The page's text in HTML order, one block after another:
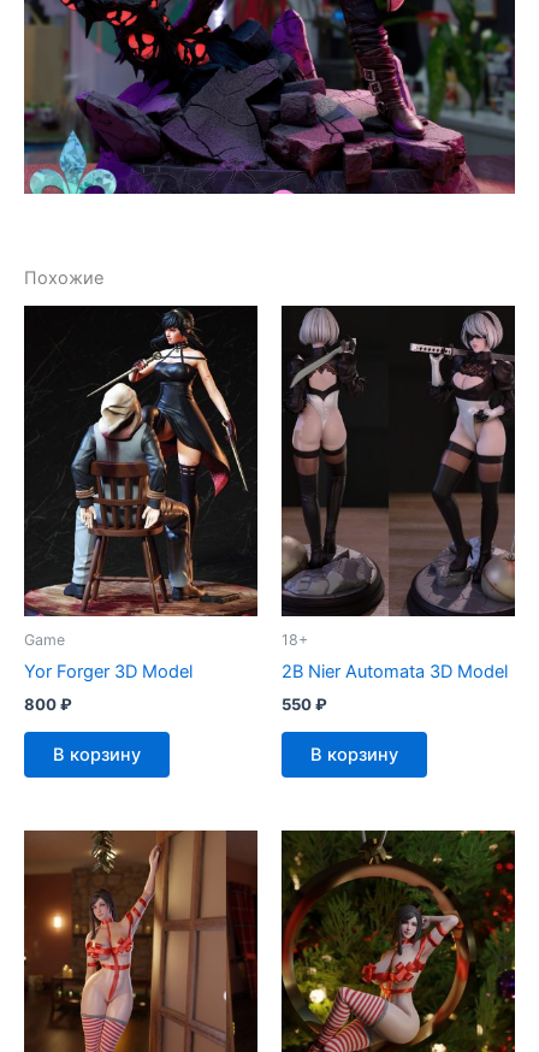
Похожие
Game
Yor Forger 3D Model
800₽
В корзину
18+
2B Nier Automata 3D Model
550₽
В корзину